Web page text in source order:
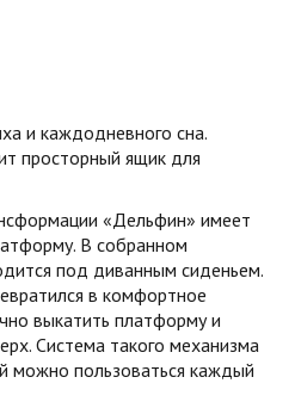
и каждодневного сна.
просторный ящик для
«Дельфин» имеет
В собранном
под диванным сиденьем.
в комфортное
выкатить платформу и
Система такого механизма
можно пользоваться каждый